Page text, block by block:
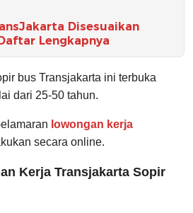
Disesuaikan
Lengkapnya
bus Transjakarta ini terbuka
dari 25-50 tahun.
lowongan kerja
secara online.
Kerja Transjakarta Sopir